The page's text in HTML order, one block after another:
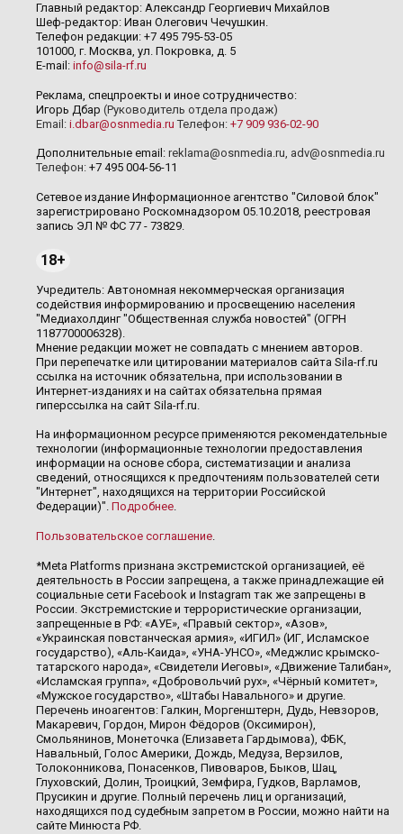
Главный редактор: Александр Георгиевич Михайлов
Шеф-редактор: Иван Олегович Чечушкин.
Телефон редакции: +7 495 795-53-05
101000, г. Москва, ул. Покровка, д. 5
E-mail: info@sila-rf.ru
Реклама, спецпроекты и иное сотрудничество:
Игорь Дбар (Руководитель отдела продаж)
Email: i.dbar@osnmedia.ru Телефон: +7 909 936-02-90
Дополнительные email: reklama@osnmedia.ru, adv@osnmedia.ru
Телефон: +7 495 004-56-11
Сетевое издание Информационное агентство "Силовой блок"
зарегистрировано Роскомнадзором 05.10.2018, реестровая
запись ЭЛ № ФС 77 - 73829.
18+
Учредитель: Автономная некоммерческая организация
содействия информированию и просвещению населения
"Медиахолдинг "Общественная служба новостей" (ОГРН
1187700006328).
Мнение редакции может не совпадать с мнением авторов.
При перепечатке или цитировании материалов сайта Sila-rf.ru
ссылка на источник обязательна, при использовании в
Интернет-изданиях и на сайтах обязательна прямая
гиперссылка на сайт Sila-rf.ru.
На информационном ресурсе применяются рекомендательные
технологии (информационные технологии предоставления
информации на основе сбора, систематизации и анализа
сведений, относящихся к предпочтениям пользователей сети
"Интернет", находящихся на территории Российской
Федерации)". Подробнее.
Пользовательское соглашение.
*Meta Platforms признана экстремистской организацией, её
деятельность в России запрещена, а также принадлежащие ей
социальные сети Facebook и Instagram так же запрещены в
России. Экстремистские и террористические организации,
запрещенные в РФ: «АУЕ», «Правый сектор», «Азов»,
«Украинская повстанческая армия», «ИГИЛ» (ИГ, Исламское
государство), «Аль-Каида», «УНА-УНСО», «Меджлис крымско-
татарского народа», «Свидетели Иеговы», «Движение Талибан»,
«Исламская группа», «Добровольчий рух», «Чёрный комитет»,
«Мужское государство», «Штабы Навального» и другие.
Перечень иноагентов: Галкин, Моргенштерн, Дудь, Невзоров,
Макаревич, Гордон, Мирон Фёдоров (Оксимирон),
Смольянинов, Монеточка (Елизавета Гардымова), ФБК,
Навальный, Голос Америки, Дождь, Медуза, Верзилов,
Толоконникова, Понасенков, Пивоваров, Быков, Шац,
Глуховский, Долин, Троицкий, Земфира, Гудков, Варламов,
Прусикин и другие. Полный перечень лиц и организаций,
находящихся под судебным запретом в России, можно найти на
сайте Минюста РФ.